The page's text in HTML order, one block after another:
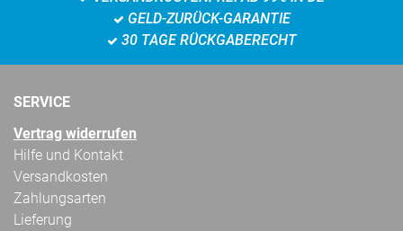
GELD-ZURÜCK-GARANTIE
30 TAGE RÜCKGABERECHT
SERVICE
Vertrag widerrufen
Hilfe und Kontakt
Versandkosten
Zahlungsarten
Lieferung